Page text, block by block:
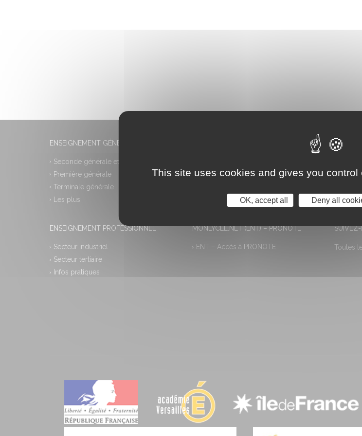
ENSEIGNEMENT GÉNÉRAL
Seconde générale et technologique
Première générale
Terminale générale
Les plus
ENSEIGNEMENT PROFESSIONNEL
Secteur industriel
Secteur tertiaire
Infos pratiques
MONLYCEE.NET (ENT) – PRONOTE
ENT – Accès à PRONOTE Toutes
This site uses cookies and gives you
OK, accept all Deny all